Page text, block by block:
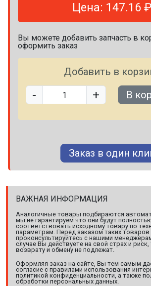
Цена: 147.16 ₽
Вы можете добавить запчасть в
оформить заказ
Добавить в
- + В
Заказ в один
ВАЖНАЯ ИНФОРМАЦИЯ
Аналогичные товары подбираются
мы не гарантируем что они будут
соответствовать исходному товару по
параметрам. Перед заказом таких товаров
проконсультируйтесь с нашими
случае Вы действуете на свой страх и
возврату и обмену не подлежат.
Оформляя заказ на сайте, Вы тем самым
согласие с правилами использования
политикой конфиденциальности, а также
обработки персональных данных.